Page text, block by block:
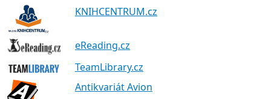
KNIHCENTRUM.cz
eReading.cz
TeamLibrary.cz
Antikvariát Avion